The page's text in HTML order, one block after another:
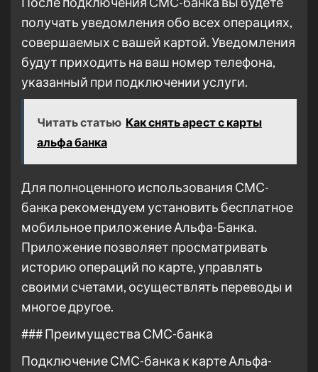
получать уведомления обо всех операциях,
совершаемых с вашей картой. Уведомления
будут приходить на ваш номер телефона,
указанный при подключении услуги.
Читать статью Как снять арест с карты
альфа банка
Для полноценного использования СМС-
банка рекомендуем установить бесплатное
мобильное приложение Альфа-Банка.
Приложение позволяет просматривать
историю операций по карте, управлять
своими счетами, осуществлять переводы и
многое другое.
### Преимущества СМС-банка
Подключение СМС-банка к карте Альфа-